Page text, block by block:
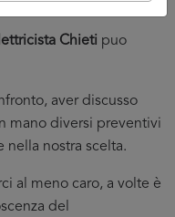
per il servizio.
Chieti puo
aver discusso
mano diversi preventivi
nella nostra scelta.
al meno caro, a volte è
del